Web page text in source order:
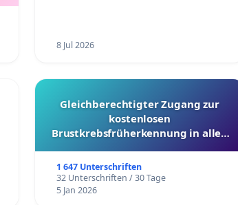
8 Jul 2026
Gleichberechtigter Zugang zur
kostenlosen
Brustkrebsfrüherkennung in allen
1 647 Unterschriften
32 Unterschriften / 30 Tage
5 Jan 2026